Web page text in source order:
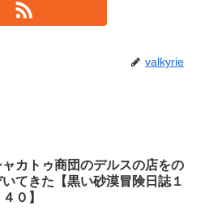
valkyrie
ャカトゥ商団のデルスの店をの
いてきた【黒い砂漠冒険日誌１
４０】